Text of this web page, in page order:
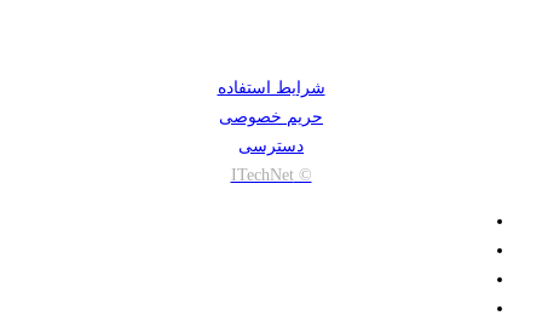
شرایط استفاده
حریم خصوصی
دسترسی
© ITechNet